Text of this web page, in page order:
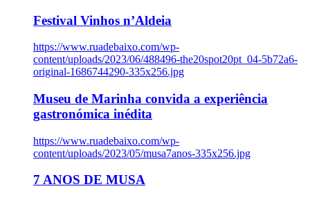
Festival Vinhos n’Aldeia
https://www.ruadebaixo.com/wp-
content/uploads/2023/06/488496-the20spot20pt_04-5b72a6-
original-1686744290-335x256.jpg
Museu de Marinha convida a experiência
gastronómica inédita
https://www.ruadebaixo.com/wp-
content/uploads/2023/05/musa7anos-335x256.jpg
7 ANOS DE MUSA